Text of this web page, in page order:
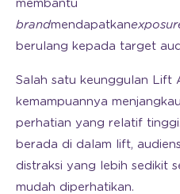
membantu
brandmendapatkan
berulang kepada target
Salah satu keunggulan Lift
kemampuannya
perhatian yang relatif
berada di dalam lift,
distraksi yang lebih sedikit
mudah diperhatikan.